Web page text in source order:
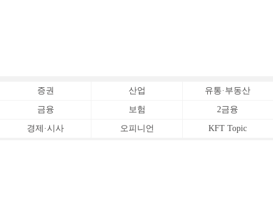
증권 산업 유통·부동산
금융 보험 2금융
경제·시사 오피니언 KFT Topic